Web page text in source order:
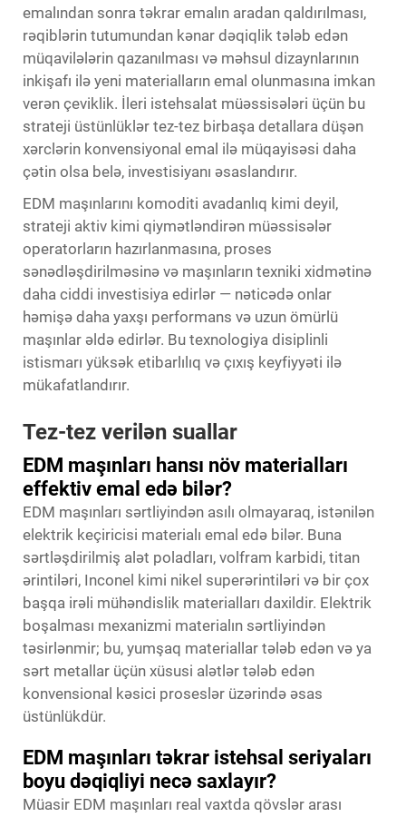
emalından sonra təkrar emalın aradan qaldırılması,
rəqiblərin tutumundan kənar dəqiqlik tələb edən
müqavilələrin qazanılması və məhsul dizaynlarının
inkişafı ilə yeni materialların emal olunmasına imkan
verən çeviklik. İleri istehsalat müəssisələri üçün bu
strateji üstünlüklər tez-tez birbaşa detallara düşən
xərclərin konvensiyonal emal ilə müqayisəsi daha
çətin olsa belə, investisiyanı əsaslandırır.
EDM maşınlarını komoditi avadanlıq kimi deyil,
strateji aktiv kimi qiymətləndirən müəssisələr
operatorların hazırlanmasına, proses
sənədləşdirilməsinə və maşınların texniki xidmətinə
daha ciddi investisiya edirlər — nəticədə onlar
həmişə daha yaxşı performans və uzun ömürlü
maşınlar əldə edirlər. Bu texnologiya disiplinli
istismarı yüksək etibarlılıq və çıxış keyfiyyəti ilə
mükafatlandırır.
Tez-tez verilən suallar
EDM maşınları hansı növ materialları
effektiv emal edə bilər?
EDM maşınları sərtliyindən asılı olmayaraq, istənilən
elektrik keçiricisi materialı emal edə bilər. Buna
sərtləşdirilmiş alət poladları, volfram karbidi, titan
ərintiləri, Inconel kimi nikel superərintiləri və bir çox
başqa irəli mühəndislik materialları daxildir. Elektrik
boşalması mexanizmi materialın sərtliyindən
təsirlənmir; bu, yumşaq materiallar tələb edən və ya
sərt metallar üçün xüsusi alətlər tələb edən
konvensional kəsici proseslər üzərində əsas
üstünlükdür.
EDM maşınları təkrar istehsal seriyaları
boyu dəqiqliyi necə saxlayır?
Müasir EDM maşınları real vaxtda qövslər arası